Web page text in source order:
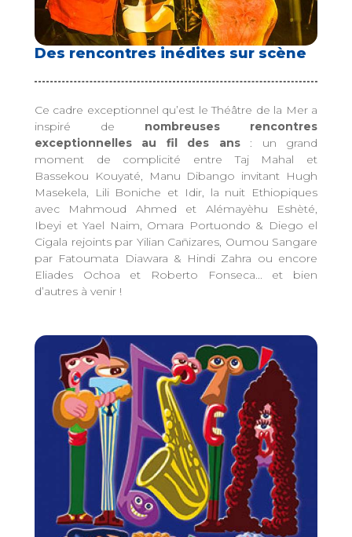
Des rencontres inédites sur scène
Ce cadre exceptionnel qu’est le Théâtre de la Mer a
inspiré de nombreuses rencontres
exceptionnelles au fil des ans: un grand
moment de complicité entre Taj Mahal et
Bassekou Kouyaté, Manu Dibango invitant Hugh
Masekela, Lili Boniche et Idir, la nuit Ethiopiques
avec Mahmoud Ahmed et Alémayèhu Eshèté,
Ibeyi et Yael Naim, Omara Portuondo & Diego el
Cigala rejoints par Yilian Cañizares, Oumou Sangare
par Fatoumata Diawara & Hindi Zahra ou encore
Eliades Ochoa et Roberto Fonseca... et bien
d’autres à venir !